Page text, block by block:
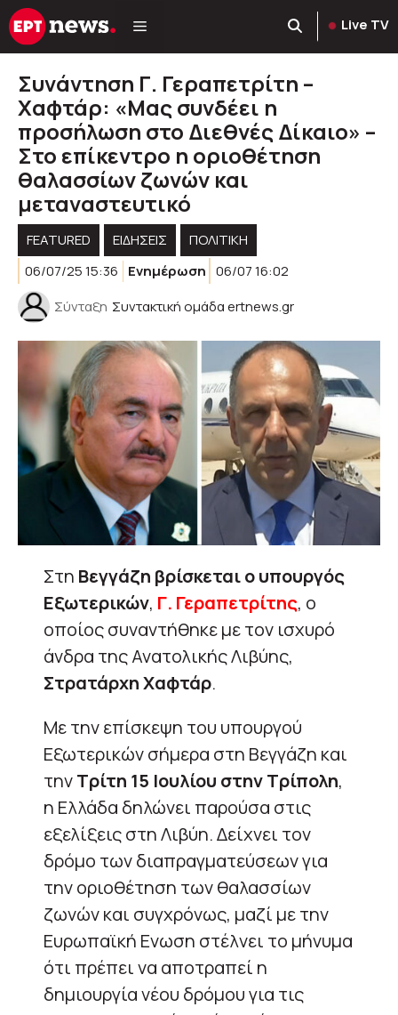
Μετάβαση
σε
Live TV
Συνάντηση Γ. Γεραπετρίτη –
Χαφτάρ: «Μας συνδέει η
προσήλωση στο Διεθνές Δίκαιο» –
Στο επίκεντρο η οριοθέτηση
θαλασσίων ζωνών και
μεταναστευτικό
FEATURED ΕΙΔΗΣΕΙΣ
ΠΟΛΙΤΙΚΉ
06/07/25 15:36
Ενημέρωση 06/07 16:02
Σύνταξη Συντακτική ομάδα ertnews.gr
Στη Βεγγάζη βρίσκεται ο υπουργός
Εξωτερικών, Γ. Γεραπετρίτης, ο
οποίος συναντήθηκε με τον ισχυρό
άνδρα της Ανατολικής Λιβύης,
Στρατάρχη Χαφτάρ.
Με την επίσκεψη του υπουργού
Εξωτερικών σήμερα στη Βεγγάζη και
τηνΤρίτη 15 Ιουλίου στην Τρίπολη,
η Ελλάδα δηλώνει παρούσα στις
εξελίξεις στη Λιβύη. Δείχνει τον
δρόμο των διαπραγματεύσεων για
την οριοθέτηση των θαλασσίων
ζωνών και συγχρόνως, μαζί με την
Ευρωπαϊκή Ενωση στέλνει το μήνυμα
ότι πρέπει να αποτραπεί η
δημιουργία νέου δρόμου για τις